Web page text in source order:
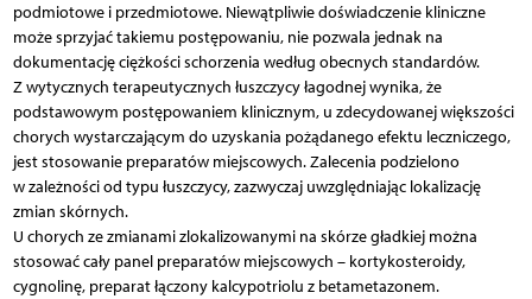
podmiotowe i przedmiotowe. Niewątpliwie doświadczenie kliniczne
może sprzyjać takiemu postępowaniu, nie pozwala jednak na
dokumentację ciężkości schorzenia według obecnych standardów.
Z wytycznych terapeutycznych łuszczycy łagodnej wynika, że
podstawowym postępowaniem klinicznym, u zdecydowanej większości
chorych wystarczającym do uzyskania pożądanego efektu leczniczego,
jest stosowanie preparatów miejscowych. Zalecenia podzielono
w zależności od typu łuszczycy, zazwyczaj uwzględniając lokalizację
zmian skórnych.
U chorych ze zmianami zlokalizowanymi na skórze gładkiej można
stosować cały panel preparatów miejscowych – kortykosteroidy,
cygnolinę, preparat łączony kalcypotriolu z betametazonem.